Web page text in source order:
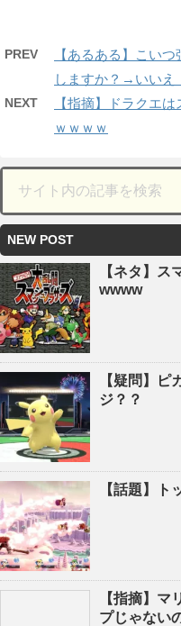
PREV
【あるある】こい
しますか？→いいえ
NEXT
【指摘】ドラクエ
ｗｗｗｗ
NEW POST
【ネタ】ス
wwww
【疑問】ピ
ジ？？
【話題】ト
【指摘】マ
プじゃない